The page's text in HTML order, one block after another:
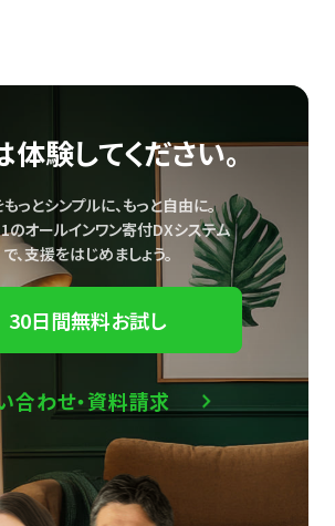
体験してください。
っとシンプルに、もっと自由に。
のオールインワン寄付DXシステム
で、支援をはじめましょう。
30日間無料お試し
合わせ・資料請求